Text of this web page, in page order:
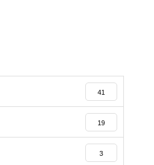
41
19
3